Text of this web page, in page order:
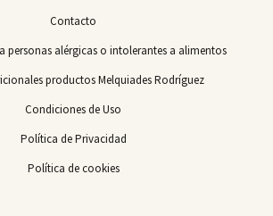
Contacto
personas alérgicas o intolerantes a alimentos
productos Melquiades Rodríguez
Condiciones de Uso
Política de Privacidad
Política de cookies